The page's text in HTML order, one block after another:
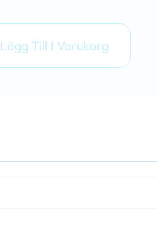
Lägg Till I Varukorg